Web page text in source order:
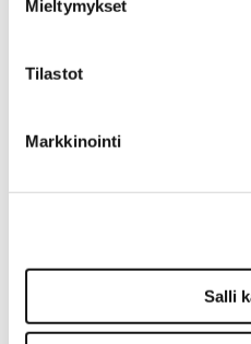
Mieltymykset
Tilastot
Markkinointi
Salli
Mönkijät
Can-Am SSV-Mallit
Traxter
Maverick